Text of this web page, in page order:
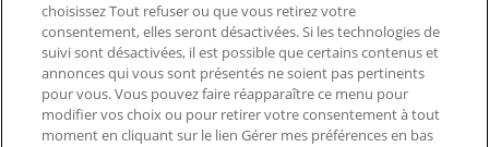
ou le site?
Index
choisissez Tout refuser ou que vous retirez votre
consentement, elles seront désactivées. Si les technologies de
suivi sont désactivées, il est possible que certains contenus et
annonces qui vous sont présentés ne soient pas pertinents
pour vous. Vous pouvez faire réapparaître ce menu pour
modifier vos choix ou pour retirer votre consentement à tout
moment en cliquant sur le lien Gérer mes préférences en bas